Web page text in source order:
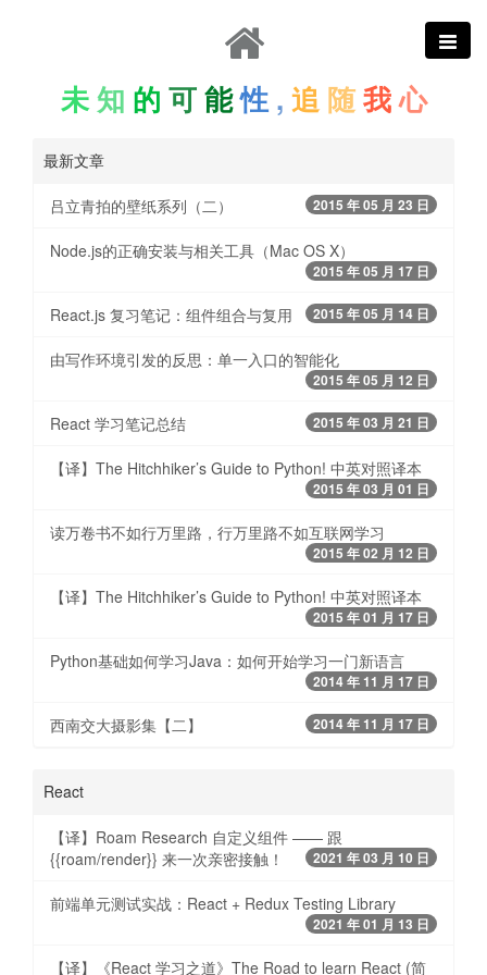
未 知 的 可 能性 , 追 随 我心
最新文章
吕立青拍的壁纸系列（二） 2015 年 05 月 23 日
Node.js的正确安装与相关工具（Mac OS X）
2015 年 05 月 17 日
React.js 复习笔记：组件组合与复用 2015 年 05 月 14 日
由写作环境引发的反思：单一入口的智能化
2015 年 05 月 12 日
React 学习笔记总结 2015 年 03 月 21 日
【译】The Hitchhiker’s Guide to Python! 中英对照译本
2015 年 03 月 01 日
读万卷书不如行万里路，行万里路不如互联网学习
2015 年 02 月 12 日
【译】The Hitchhiker’s Guide to Python! 中英对照译本
2015 年 01 月 17 日
Python基础如何学习Java：如何开始学习一门新语言
2014 年 11 月 17 日
西南交大摄影集【二】 2014 年 11 月 17 日
React
【译】Roam Research 自定义组件 —— 跟
{{roam/render}} 来一次亲密接触！
2021 年 03 月 10 日
前端单元测试实战：React + Redux Testing Library
2021 年 01 月 13 日
【译】《React 学习之道》The Road to learn React (简